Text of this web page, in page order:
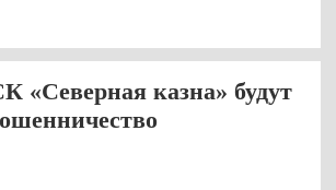
«Северная казна» будут